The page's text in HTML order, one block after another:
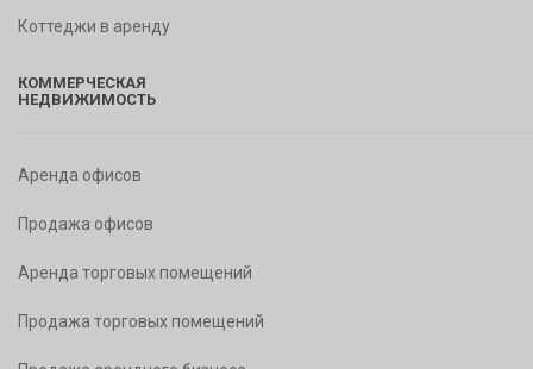
Коттеджи в аренду
КОММЕРЧЕСКАЯ
НЕДВИЖИМОСТЬ
Аренда офисов
Продажа офисов
Аренда торговых помещений
Продажа торговых помещений